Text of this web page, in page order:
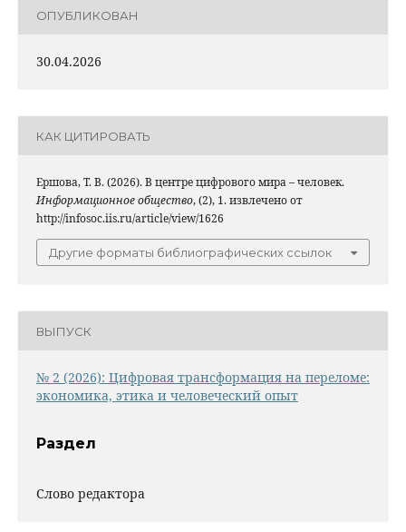
ОПУБЛИКОВАН
30.04.2026
КАК ЦИТИРОВАТЬ
Ершова, Т. В. (2026). В центре цифрового мира – человек.
Информационное общество, (2), 1. извлечено от
http://infosoc.iis.ru/article/view/1626
Другие форматы библиографических ссылок
ВЫПУСК
№ 2 (2026): Цифровая трансформация на переломе:
экономика, этика и человеческий опыт
Раздел
Слово редактора